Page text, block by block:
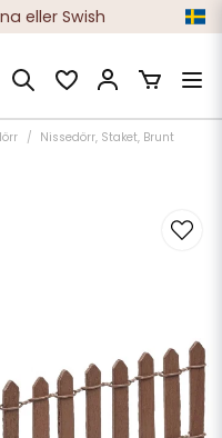
eller Swish
kunder
Nissedörr, Staket, Brunt